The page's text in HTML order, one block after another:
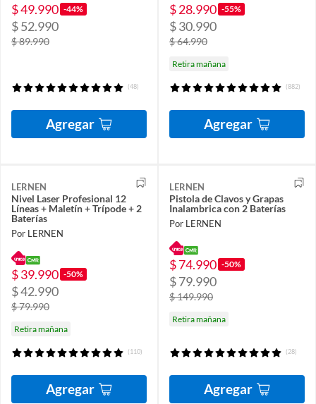
$ 49.990 -44%
$ 52.990
$ 89.990
(48)
Agregar
$ 28.990 -55%
$ 30.990
$ 64.990
Retira mañana
(882)
Agregar
LERNEN
Nivel Laser Profesional 12
Líneas + Maletín + Trípode + 2
Baterías
Por LERNEN
$ 39.990 -50%
$ 42.990
$ 79.990
Retira mañana
(110)
Agregar
LERNEN
Pistola de Clavos y Grapas
Inalambrica con 2 Baterías
Por LERNEN
$ 74.990 -50%
$ 79.990
$ 149.990
Retira mañana
(28)
Agregar